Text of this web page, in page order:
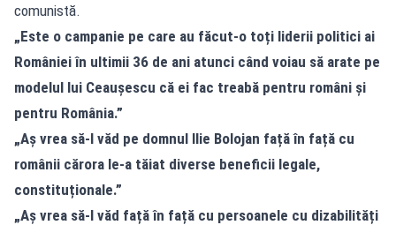
comunistă.
„Este o campanie pe care au făcut-o toți liderii politici ai
României în ultimii 36 de ani atunci când voiau să arate pe
modelul lui Ceaușescu că ei fac treabă pentru români și
pentru România.”
„Aș vrea să-l văd pe domnul Ilie Bolojan față în față cu
românii cărora le-a tăiat diverse beneficii legale,
constituționale.”
„Aș vrea să-l văd față în față cu persoanele cu dizabilități